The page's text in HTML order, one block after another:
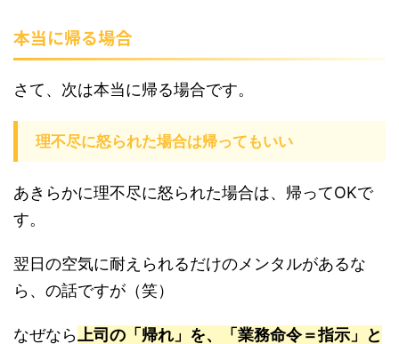
本当に帰る場合
さて、次は本当に帰る場合です。
理不尽に怒られた場合は帰ってもいい
あきらかに理不尽に怒られた場合は、帰ってOKで
す。
翌日の空気に耐えられるだけのメンタルがあるな
ら、の話ですが（笑）
なぜなら 上司の「帰れ」を、「業務命令＝指示」と